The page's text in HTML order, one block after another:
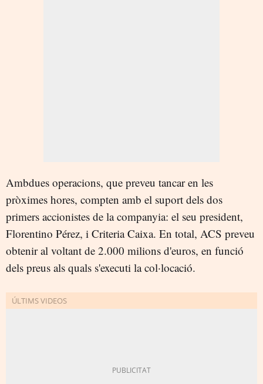
Ambdues operacions, que preveu tancar en les
pròximes hores, compten amb el suport dels dos
primers accionistes de la companyia: el seu president,
Florentino Pérez, i Criteria Caixa. En total, ACS preveu
obtenir al voltant de 2.000 milions d'euros, en funció
dels preus als quals s'executi la col·locació.